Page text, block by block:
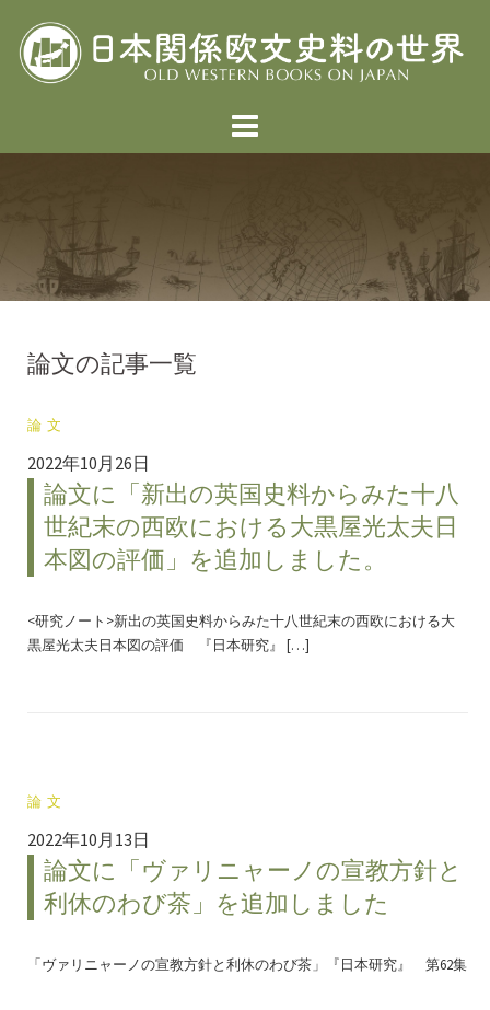
論文の記事一覧
論文
2022年10月26日
論文に「新出の英国史料からみた十八
世紀末の西欧における大黒屋光太夫日
本図の評価」を追加しました。
<研究ノート>新出の英国史料からみた十八世紀末の西欧における大
黒屋光太夫日本図の評価 『日本研究』 […]
論文
2022年10月13日
論文に「ヴァリニャーノの宣教方針と
利休のわび茶」を追加しました
「ヴァリニャーノの宣教方針と利休のわび茶」『日本研究』 第62集